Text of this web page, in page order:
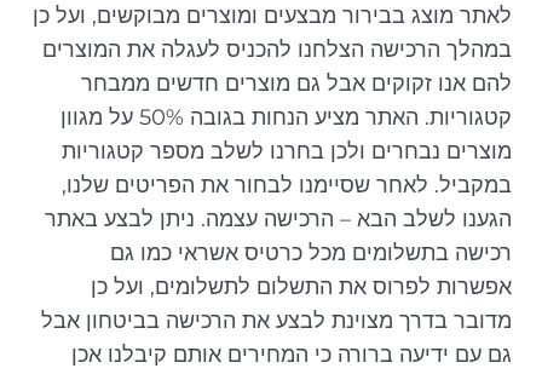
לאתר מוצג בבירור מבצעים ומוצרים מבוקשים, ועל כן
במהלך הרכישה הצלחנו להכניס לעגלה את המוצרים
להם אנו זקוקים אבל גם מוצרים חדשים ממבחר
קטגוריות. האתר מציע הנחות בגובה 50% על מגוון
מוצרים נבחרים ולכן בחרנו לשלב מספר קטגוריות
במקביל. לאחר שסיימנו לבחור את הפריטים שלנו,
הגענו לשלב הבא – הרכישה עצמה. ניתן לבצע באתר
רכישה בתשלומים מכל כרטיס אשראי כמו גם
אפשרות לפרוס את התשלום לתשלומים, ועל כן
מדובר בדרך מצוינת לבצע את הרכישה בביטחון אבל
גם עם ידיעה ברורה כי המחירים אותם קיבלנו אכן